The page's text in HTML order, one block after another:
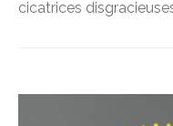
cicatrices